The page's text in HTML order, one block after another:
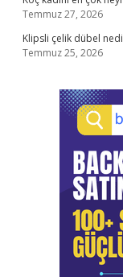
Temmuz 27, 2026
Klipsli çelik dübel
Temmuz 25, 2026